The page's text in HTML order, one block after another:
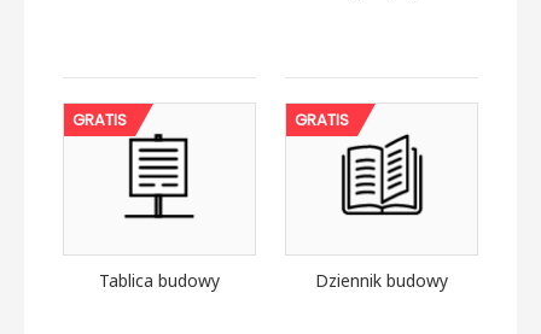
GRATIS
Tablica budowy
GRATIS
Dziennik budowy